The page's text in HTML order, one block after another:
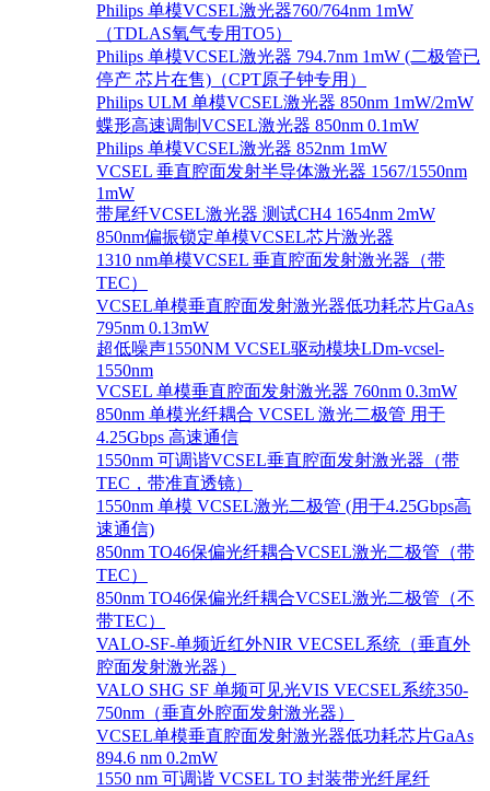
Philips 单模VCSEL激光器760/764nm 1mW
（TDLAS氧气专用TO5）
Philips 单模VCSEL激光器 794.7nm 1mW (二极管已
停产 芯片在售)（CPT原子钟专用）
Philips ULM 单模VCSEL激光器 850nm 1mW/2mW
蝶形高速调制VCSEL激光器 850nm 0.1mW
Philips 单模VCSEL激光器 852nm 1mW
VCSEL 垂直腔面发射半导体激光器 1567/1550nm
1mW
带尾纤VCSEL激光器 测试CH4 1654nm 2mW
850nm偏振锁定单模VCSEL芯片激光器
1310 nm单模VCSEL 垂直腔面发射激光器（带
TEC）
VCSEL单模垂直腔面发射激光器低功耗芯片GaAs
795nm 0.13mW
超低噪声1550NM VCSEL驱动模块LDm-vcsel-
1550nm
VCSEL 单模垂直腔面发射激光器 760nm 0.3mW
850nm 单模光纤耦合 VCSEL 激光二极管 用于
4.25Gbps 高速通信
1550nm 可调谐VCSEL垂直腔面发射激光器（带
TEC，带准直透镜）
1550nm 单模 VCSEL激光二极管 (用于4.25Gbps高
速通信)
850nm TO46保偏光纤耦合VCSEL激光二极管（带
TEC）
850nm TO46保偏光纤耦合VCSEL激光二极管（不
带TEC）
VALO-SF-单频近红外NIR VECSEL系统（垂直外
腔面发射激光器）
VALO SHG SF 单频可见光VIS VECSEL系统350-
750nm（垂直外腔面发射激光器）
VCSEL单模垂直腔面发射激光器低功耗芯片GaAs
894.6 nm 0.2mW
1550 nm 可调谐 VCSEL TO 封装带光纤尾纤